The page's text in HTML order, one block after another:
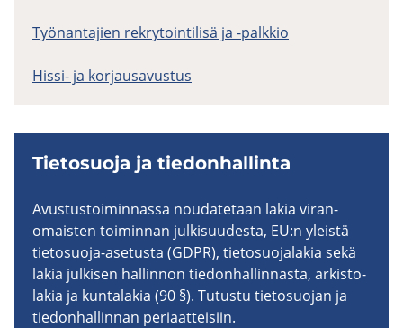
Työnantajien rekrytointilisä ja -palkkio
Hissi- ja korjausavustus
Tie­to­suo­ja ja tie­don­hal­lin­ta
Avus­tus­toi­min­nas­sa nou­da­te­taan lakia vi­ran­
omais­ten toi­min­nan jul­ki­suu­des­ta, EU:n yleis­tä
tietosuoja-​asetusta (GDPR), tie­to­suo­ja­la­kia sekä
lakia jul­ki­sen hal­lin­non tie­don­hal­lin­nas­ta, ar­kis­to­
la­kia ja kun­ta­la­kia (90 §). Tu­tus­tu tie­to­suo­jan ja
tie­don­hal­lin­nan pe­ri­aat­tei­siin.